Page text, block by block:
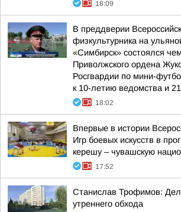
18:09
В преддверии
физкультурника на
«Симбирск» состоялся
Приволжского ордена
Росгвардии по мини-
к 10-летию ведомства и
18:02
Впервые в истории
Игр боевых искусств в
керешу – чувашскую
17:52
Станислав Трофимов:
утреннего обхода